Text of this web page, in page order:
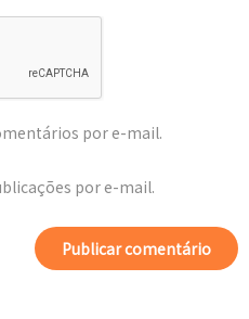
por e-mail.
por e-mail.